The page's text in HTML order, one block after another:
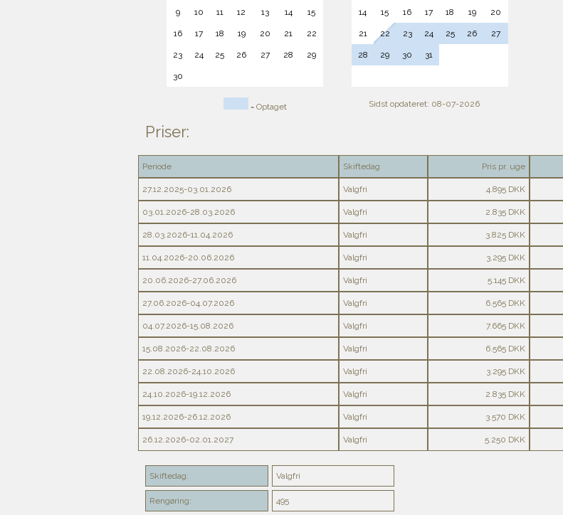
9 10 11 12 13 14 15
16 17 18 19 20 21 22
23 24 25 26 27 28 29
30
14 15 16 17 18 19 20
21 22 23 24 25 26 27
28 29 30 31
= Optaget Sidst opdateret: 08-07-2026
Priser:
Periode Skiftedag Pris pr. uge
27.12.2025-03.01.2026 Valgfri 4.895 DKK
03.01.2026-28.03.2026 Valgfri 2.835 DKK
28.03.2026-11.04.2026 Valgfri 3.825 DKK
11.04.2026-20.06.2026 Valgfri 3.295 DKK
20.06.2026-27.06.2026 Valgfri 5.145 DKK
27.06.2026-04.07.2026 Valgfri 6.565 DKK
04.07.2026-15.08.2026 Valgfri 7.665 DKK
15.08.2026-22.08.2026 Valgfri 6.565 DKK
22.08.2026-24.10.2026 Valgfri 3.295 DKK
24.10.2026-19.12.2026 Valgfri 2.835 DKK
19.12.2026-26.12.2026 Valgfri 3.570 DKK
26.12.2026-02.01.2027 Valgfri 5.250 DKK
Skiftedag: Valgfri
Rengøring: 495